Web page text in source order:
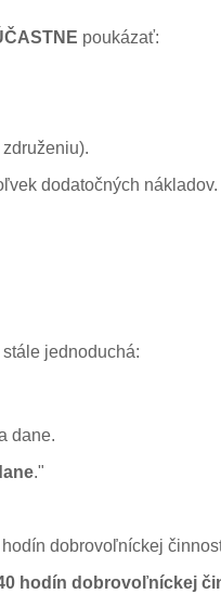
poukázať:
dodatočných nákladov.
jednoduchá:
dane.
."
dobrovoľníckej
hodín dobrovoľníckej